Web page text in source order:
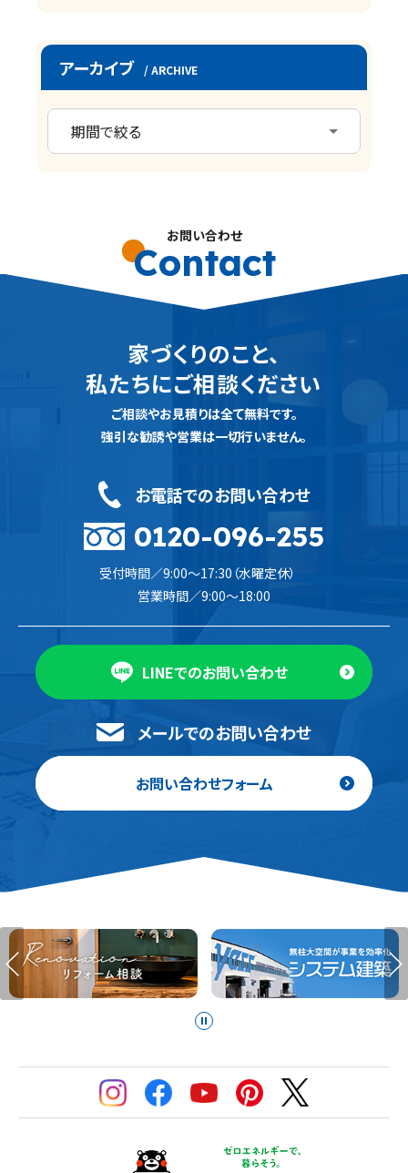
アーカイブ / ARCHIVE
お問い合わせ
Contact
家づくりのこと、
私たちにご相談ください
ご相談やお見積りは全て無料です。
強引な勧誘や営業は一切行いません。
お電話でのお問い合わせ
0120-096-255
受付時間／9:00〜17:30（水曜定休）
営業時間／9:00〜18:00
LINEでのお問い合わせ
メールでのお問い合わせ
お問い合わせフォーム